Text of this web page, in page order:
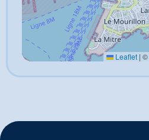
Leaflet | ©